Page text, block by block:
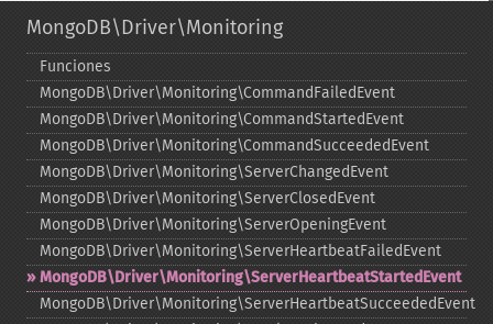
MongoDB\Driver\Monitoring
Funciones
MongoDB\Driver\Monitoring\CommandFailedEvent
MongoDB\Driver\Monitoring\CommandStartedEvent
MongoDB\Driver\Monitoring\CommandSucceededEvent
MongoDB\Driver\Monitoring\ServerChangedEvent
MongoDB\Driver\Monitoring\ServerClosedEvent
MongoDB\Driver\Monitoring\ServerOpeningEvent
MongoDB\Driver\Monitoring\ServerHeartbeatFailedEvent
MongoDB\Driver\Monitoring\ServerHeartbeatStartedEvent
MongoDB\Driver\Monitoring\ServerHeartbeatSucceededEvent